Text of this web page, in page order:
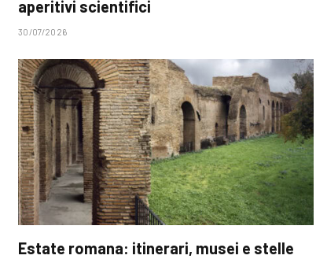
aperitivi scientifici
30/07/2026
Estate romana: itinerari, musei e stelle